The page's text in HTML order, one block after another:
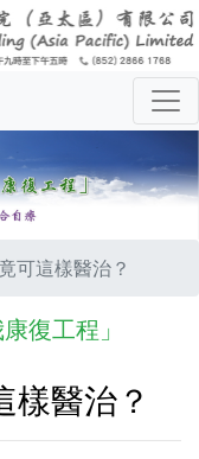
可這樣醫治？
復工程」
樣醫治？